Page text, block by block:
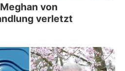
von
verletzt